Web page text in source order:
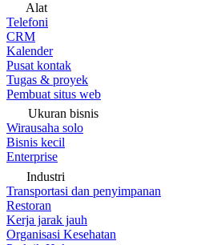
Alat
Telefoni
CRM
Kalender
Pusat kontak
Tugas & proyek
Pembuat situs web
Ukuran bisnis
Wirausaha solo
Bisnis kecil
Enterprise
Industri
Transportasi dan penyimpanan
Restoran
Kerja jarak jauh
Organisasi Kesehatan